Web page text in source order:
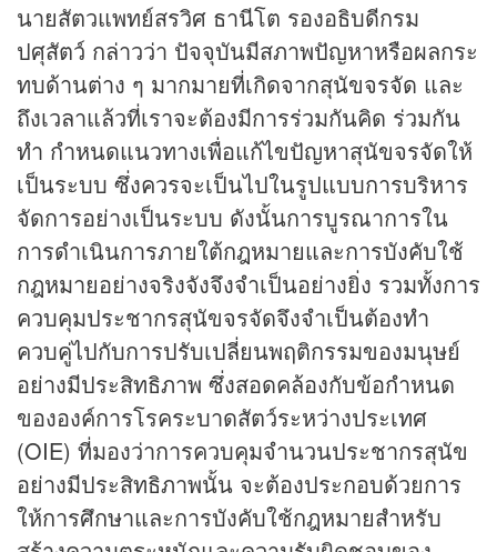
นายสัตวแพทย์สรวิศ ธานีโต รองอธิบดีกรม
ปศุสัตว์ กล่าวว่า ปัจจุบันมีสภาพปัญหาหรือผลกระ
ทบด้านต่าง ๆ มากมายที่เกิดจากสุนัขจรจัด และ
ถึงเวลาแล้วที่เราจะต้องมีการร่วมกันคิด ร่วมกัน
ทำ กำหนดแนวทางเพื่อแก้ไขปัญหาสุนัขจรจัดให้
เป็นระบบ ซึ่งควรจะเป็นไปในรูปแบบการบริหาร
จัดการอย่างเป็นระบบ ดังนั้นการบูรณาการใน
การดำเนินการภายใต้กฎหมายและการบังคับใช้
กฎหมายอย่างจริงจังจึงจำเป็นอย่างยิ่ง รวมทั้งการ
ควบคุมประชากรสุนัขจรจัดจึงจำเป็นต้องทำ
ควบคู่ไปกับการปรับเปลี่ยนพฤติกรรมของมนุษย์
อย่างมีประสิทธิภาพ ซึ่งสอดคล้องกับข้อกำหนด
ขององค์การโรคระบาดสัตว์ระหว่างประเทศ
(OIE) ที่มองว่าการควบคุมจำนวนประชากรสุนัข
อย่างมีประสิทธิภาพนั้น จะต้องประกอบด้วยการ
ให้การศึกษาและการบังคับใช้กฎหมายสำหรับ